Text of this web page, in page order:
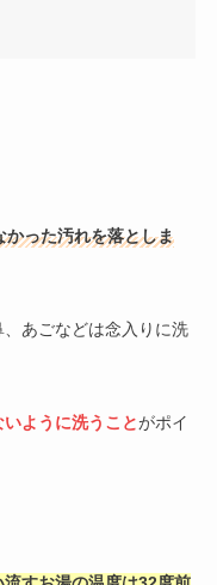
かった汚れを落としま
あごなどは念入りに洗
ように洗うことがポイ